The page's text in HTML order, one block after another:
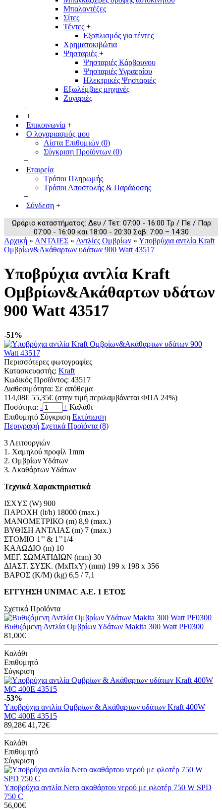
Μπαλαντέζες
Σίτες
Τέντες +
Εξοπλισμός για τέντες
Χρηματοκιβώτια
Ψησταριές +
Ψησταριές Κάρβουνου
Ψησταριές Υγραερίου
Ηλεκτρικές Ψησταριές
Εξωλέμβιες μηχανές
Ζυγαριές
+
+
Επικοινωνία +
Ο λογαριασμός μου
Λίστα Επιθυμιών (0)
Σύγκριση Προϊόντων (0)
+
Εταιρεία
Τρόποι Πληρωμής
Τρόποι Αποστολής & Παράδοσης
+
Σύνδεση +
Ωράριο καταστήματος: Δευ / Τετ: 07:00 - 16:00 Τρ / Πε / Παρ:
07:00 - 16:00 και 18:00 - 20:30 Σαβ: 7:00 – 14:30
Αρχική » ΑΝΤΛΙΕΣ » Αντλίες Ομβρίων » Υποβρύχια αντλία Kraft
Ομβρίων&Ακάθαρτων υδάτων 900 Watt 43517
Υποβρύχια αντλία Kraft
Ομβρίων&Ακάθαρτων υδάτων
900 Watt 43517
-51%
Περισσότερες φωτογραφίες
Κατασκευαστής: Kraft
Κωδικός Προϊόντος: 43517
Διαθεσιμότητα: Σε απόθεμα
114,08€ 55,35€ (στην τιμή περιλαμβάνεται ΦΠΑ 24%)
Ποσότητα: - + Καλάθι
Επιθυμητό Σύγκριση Εκτύπωση
Περιγραφή Σχετικά Προϊόντα (8)
3 Λειτουργιών
1. Χαμηλού προφίλ 1mm
2. Ομβρίων Υδάτων
3. Ακαθάρτων Υδάτων
Τεχνικά Χαρακτηριστικά
ΙΣΧΥΣ (W) 900
ΠΑΡΟΧΗ (lt/h) 18000 (max.)
ΜΑΝΟΜΕΤΡΙΚΟ (m) 8,9 (max.)
ΒΥΘΙΣΗ ΑΝΤΛΙΑΣ (m) 7 (max.)
ΣΤΟΜΙΟ 1’’ & 1’’1/4
ΚΑΛΩΔΙΟ (m) 10
ΜΕΓ. ΣΩΜΑΤΙΔΙΩΝ (mm) 30
ΔΙΑΣΤ. ΣΥΣΚ. (ΜxΠxΥ) (mm) 199 x 198 x 356
ΒΑΡΟΣ (Κ/Μ) (kg) 6,5 / 7,1
ΕΓΓΥΗΣΗ UNIMAC Α.Ε. 1 ΕΤΟΣ
Σχετικά Προϊόντα
Βυθιζόμενη Αντλία Ομβρίων Υδάτων Makita 300 Watt PF0300
81,00€
Καλάθι
Επιθυμητό
Σύγκριση
-53%
Υποβρύχια αντλία Ομβρίων & Ακάθαρτων υδάτων Kraft 400W
MC 400E 43515
89,28€ 41,72€
Καλάθι
Επιθυμητό
Σύγκριση
Υποβρύχια αντλία Nero ακαθάρτου νερού με φλοτέρ 750 W SPD
750 C
56,00€